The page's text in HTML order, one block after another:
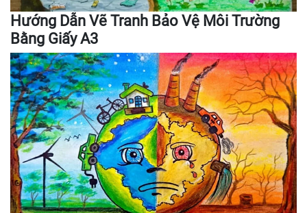
Hướng Dẫn Vẽ Tranh Bảo Vệ Môi Trường
Bằng Giấy A3